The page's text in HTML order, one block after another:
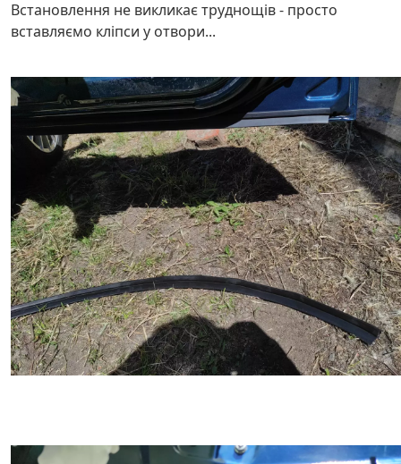
Встановлення не викликає труднощів - просто
вставляємо кліпси у отвори...